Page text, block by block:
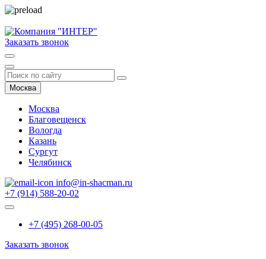
Заказать звонок
Москва
Москва
Благовещенск
Вологда
Казань
Сургут
Челябинск
info@in-shacman.ru
+7 (914) 588-20-02
+7 (495) 268-00-05
Заказать звонок